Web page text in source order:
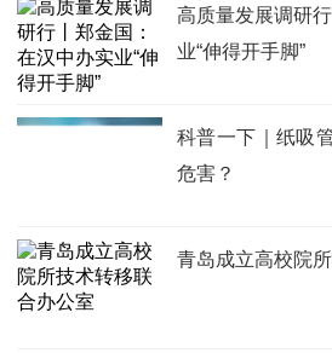
高质量发展调研
业“伸得开手脚”
科普一下｜纸吸
危害？
青岛成立高校院